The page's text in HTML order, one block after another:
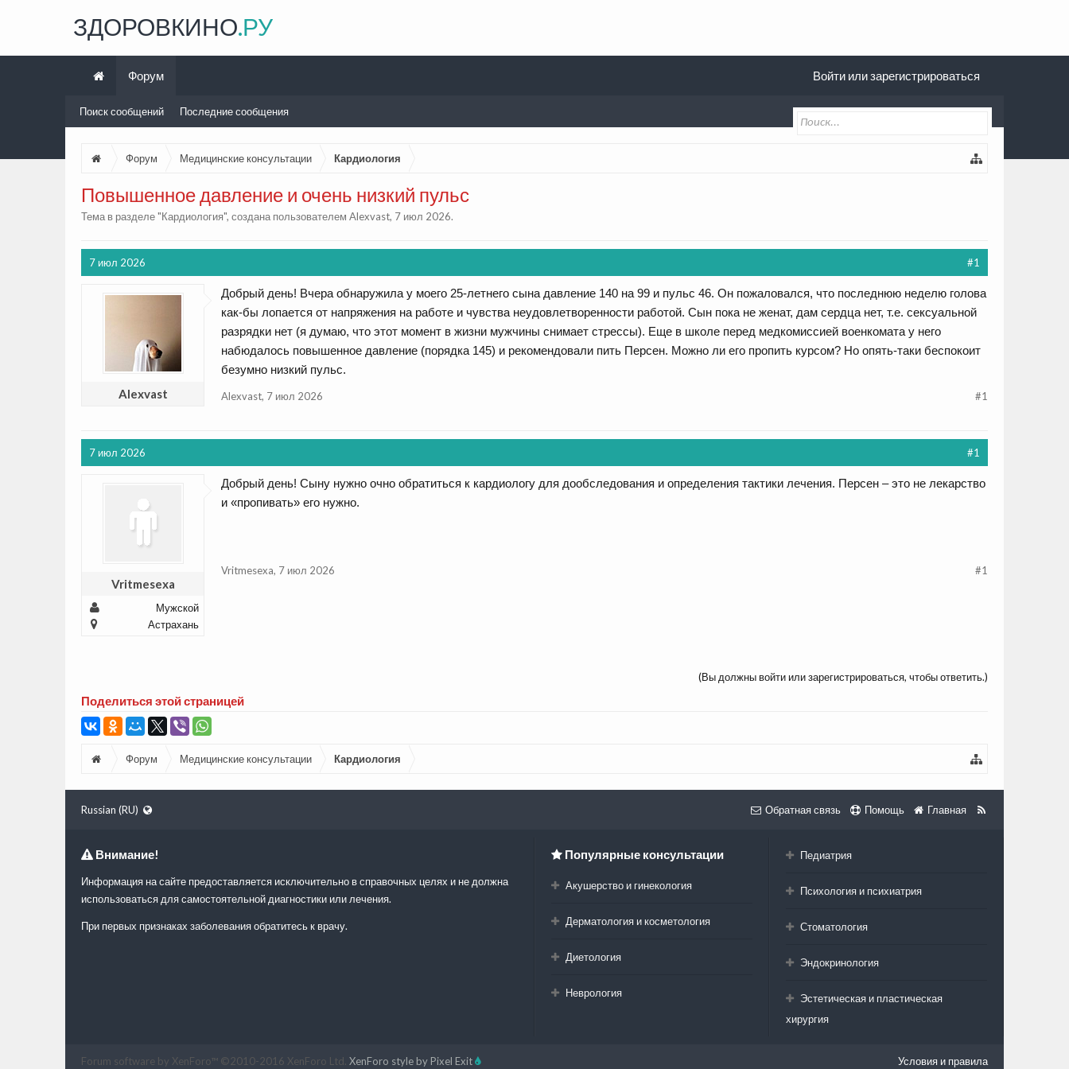
Форум Медицинские консультации Кардиология
Повышенное давление и очень низкий пульс
Тема в разделе "Кардиология", создана пользователем Alexvast, 7 июл 2026.
7 июл 2026 #1
Alexvast
Добрый день! Вчера обнаружила у моего 25-летнего сына давление 140 на 99 и пульс 46. Он пожаловался, что последнюю неделю голова
как-бы лопается от напряжения на работе и чувства неудовлетворенности работой. Сын пока не женат, дам сердца нет, т.е. сексуальной
разрядки нет (я думаю, что этот момент в жизни мужчины снимает стрессы). Еще в школе перед медкомиссией военкомата у него
набюдалось повышенное давление (порядка 145) и рекомендовали пить Персен. Можно ли его пропить курсом? Но опять-таки беспокоит
безумно низкий пульс.
Alexvast, 7 июл 2026 #1
7 июл 2026 #1
Vritmesexa
Мужской
Астрахань
Добрый день! Сыну нужно очно обратиться к кардиологу для дообследования и определения тактики лечения. Персен – это не лекарство
и «пропивать» его нужно.
Vritmesexa, 7 июл 2026 #1
(Вы должны войти или зарегистрироваться, чтобы ответить.)
Поделиться этой страницей
Форум Медицинские консультации Кардиология
ЗДОРОВКИНО.РУ
Форум
Поиск сообщений Последние сообщения
Войти или зарегистрироваться
Russian (RU) Обратная связь Помощь Главная
Внимание!
Информация на сайте предоставляется исключительно в справочных целях и не должна
использоваться для самостоятельной диагностики или лечения.
При первых признаках заболевания обратитесь к врачу.
Популярные консультации
Акушерство и гинекология
Дерматология и косметология
Диетология
Неврология
Педиатрия
Психология и психиатрия
Стоматология
Эндокринология
Эстетическая и пластическая
хирургия
Условия и правила
Forum software by XenForo™ ©2010-2016 XenForo Ltd. XenForo style by Pixel Exit